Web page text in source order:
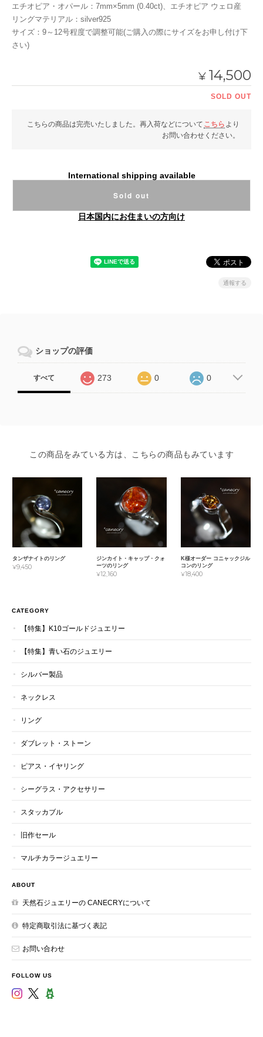
エチオピア・オパール：7mm×5mm (0.40ct)、エチオピア ウェロ産
リングマテリアル：silver925
サイズ：9～12号程度で調整可能(ご購入の際にサイズをお申し付け下
さい)
¥ 14,500
SOLD OUT
こちらの商品は完売いたしました。再入荷などについて こちら より
お問い合わせください。
International shipping available
Sold out
日本国内にお住まいの方向け
通報する
ショップの評価
すべて 273 0 0
この商品をみている方は、こちらの商品もみています
タンザナイトのリング
¥9,450
ジンカイト・キャップ・クォ
ーツのリング
¥12,160
K様オーダー コニャックジル
コンのリング
¥18,400
CATEGORY
【特集】K10ゴールドジュエリー
【特集】青い石のジュエリー
シルバー製品
ネックレス
リング
ダブレット・ストーン
ピアス・イヤリング
シーグラス・アクセサリー
スタッカブル
旧作セール
マルチカラージュエリー
ABOUT
天然石ジュエリーの CANECRYについて
特定商取引法に基づく表記
お問い合わせ
FOLLOW US